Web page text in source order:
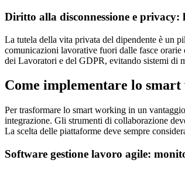
Diritto alla disconnessione e
La tutela della vita privata del dipendente è un
comunicazioni lavorative fuori dalle fasce orarie
dei Lavoratori e del GDPR, evitando sistemi di
Come implementare lo
Per trasformare lo smart working in un
integrazione. Gli strumenti di collaborazione
La scelta delle piattaforme deve sempre
Software gestione lavoro agile: